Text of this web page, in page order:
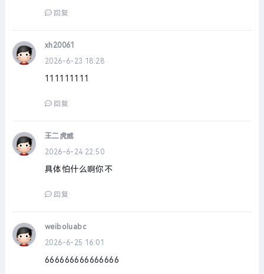
回复
xh20061
2026-6-23 18:28
111111111
回复
王二虎威
2026-6-24 22:50
具体怕什么啊你不
回复
weiboluabc
2026-6-25 16:01
666666666666666